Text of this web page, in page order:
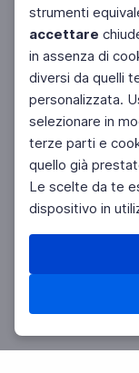
strumenti
accettare
in assenza di
diversi da quelli
personalizzata.
selezionare in
terze parti e
quello già
Le scelte da te
dispositivo in
Home
Facebook